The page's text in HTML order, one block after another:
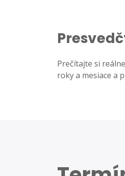
Prečítajte si
roky a mesiace a